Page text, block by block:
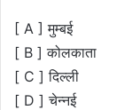
[ A ] मुम्बई
[ B ] कोलकाता
[ C ] दिल्ली
[ D ] चेन्नई